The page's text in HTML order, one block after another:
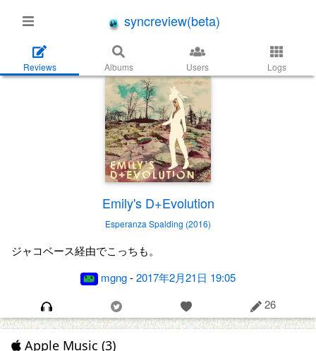
syncreview(beta)
Reviews Albums Users Logs
Emily's D+Evolution
Esperanza Spalding (2016)
ジャコベース経由でこっちも。
mgng-2017年2月21日 19:05
26
Apple Music (3)